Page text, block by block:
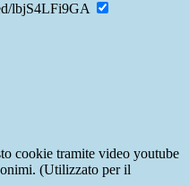
lbjS4LFi9GA
cookie tramite video youtube
(Utilizzato per il